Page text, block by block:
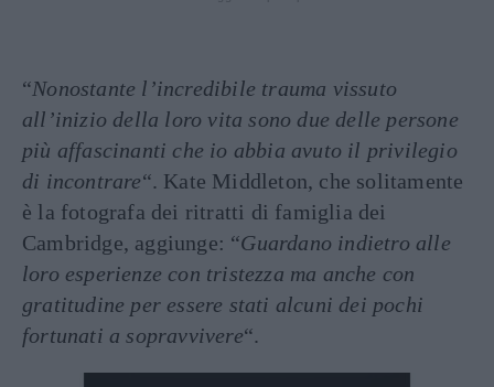
“Nonostante l’incredibile trauma vissuto
all’inizio della loro vita sono due delle persone
più affascinanti che io abbia avuto il privilegio
di incontrare“. Kate Middleton, che solitamente
è la fotografa dei ritratti di famiglia dei
Cambridge, aggiunge: “Guardano indietro alle
loro esperienze con tristezza ma anche con
gratitudine per essere stati alcuni dei pochi
fortunati a sopravvivere“.